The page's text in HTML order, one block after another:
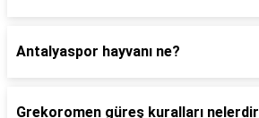
Antalyaspor hayvanı ne?
Grekoromen güreş kuralları nelerdir